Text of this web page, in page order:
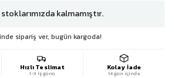
kalmamıştır.
sipariş ver, bugün kargoda!
Hızlı Teslimat
1-3 iş günü
Kolay İade
14 gün içinde